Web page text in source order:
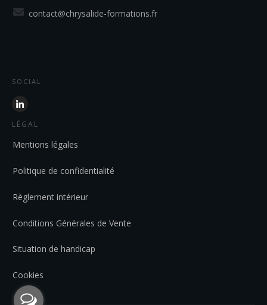
contact@chrysalide-formations.fr
SOCIAL
LÉGAL
Mentions légales
Politique de confidentialité
Règlement intérieur
Conditions Générales de Vente
Situation de handicap
Cookies